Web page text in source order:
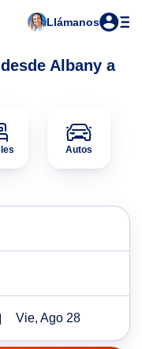
Llámanos
Albany a
Autos
Vie, Ago 28